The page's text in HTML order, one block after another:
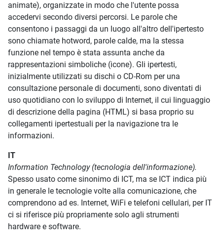
animate), organizzate in modo che l'utente possa
accedervi secondo diversi percorsi. Le parole che
consentono i passaggi da un luogo all'altro dell'ipertesto
sono chiamate hotword, parole calde, ma la stessa
funzione nel tempo è stata assunta anche da
rappresentazioni simboliche (icone). Gli ipertesti,
inizialmente utilizzati su dischi o CD-Rom per una
consultazione personale di documenti, sono diventati di
uso quotidiano con lo sviluppo di Internet, il cui linguaggio
di descrizione della pagina (HTML) si basa proprio su
collegamenti ipertestuali per la navigazione tra le
informazioni.
IT
Information Technology (tecnologia dell'informazione).
Spesso usato come sinonimo di ICT, ma se ICT indica più
in generale le tecnologie volte alla comunicazione, che
comprendono ad es. Internet, WiFi e telefoni cellulari, per IT
ci si riferisce più propriamente solo agli strumenti
hardware e software.